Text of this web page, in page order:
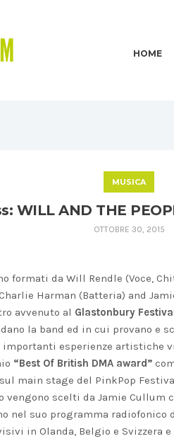
HOME
MUSICA
WILL AND THE
OTTOBRE 30, 2015
formati da Will Rendle (Voce,
Harman (Batteria) and
avvenuto al Glastonbury
la band ed in cui provano e
importanti esperienze artistiche
“Best Of British DMA award”
main stage del PinkPop
vengono scelti da Jamie Cullum
nel suo programma radiofonico
in Olanda, Belgio e Svizzera